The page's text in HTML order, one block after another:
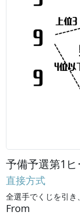
予備予選第1ヒ
直接方式
全選手でくじを引
From